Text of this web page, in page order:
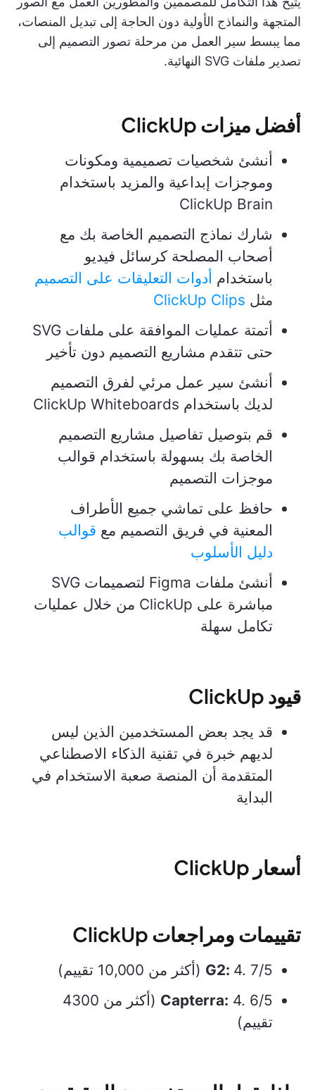
المتجهة والنماذج الأولية دون الحاجة إلى تبديل المنصات،
مما يبسط سير العمل من مرحلة تصور التصميم إلى
تصدير ملفات SVG النهائية.
أفضل ميزات ClickUp
أنشئ شخصيات تصميمية ومكونات
وموجزات إبداعية والمزيد باستخدام
ClickUp Brain
شارك نماذج التصميم الخاصة بك مع
أصحاب المصلحة كرسائل فيديو
باستخدام أدوات التعليقات على التصميم
مثل ClickUp Clips
أتمتة عمليات الموافقة على ملفات SVG
حتى تتقدم مشاريع التصميم دون تأخير
أنشئ سير عمل مرئي لفرق التصميم
لديك باستخدام ClickUp Whiteboards
قم بتوصيل تفاصيل مشاريع التصميم
الخاصة بك بسهولة باستخدام قوالب
موجزات التصميم
حافظ على تماشي جميع الأطراف
المعنية في فريق التصميم مع قوالب
دليل الأسلوب
أنشئ ملفات Figma لتصميمات SVG
مباشرة على ClickUp من خلال عمليات
تكامل سهلة
قيود ClickUp
قد يجد بعض المستخدمين الذين ليس
لديهم خبرة في تقنية الذكاء الاصطناعي
المتقدمة أن المنصة صعبة الاستخدام في
البداية
أسعار ClickUp
تقييمات ومراجعات ClickUp
G2: 4. 7/5 (أكثر من 10,000 تقييم)
Capterra:
4. 6/5 (أكثر من 4300
تقييم)